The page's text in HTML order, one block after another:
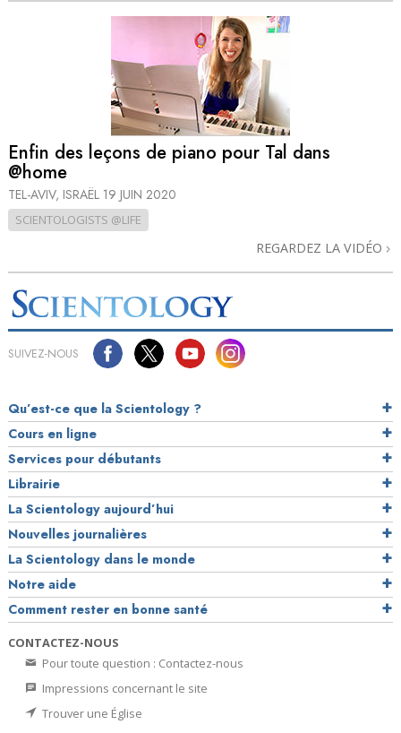
Enfin des leçons de piano pour Tal dans
@home
TEL-AVIV, ISRAËL 19 JUIN 2020
SCIENTOLOGISTS @LIFE
REGARDEZ LA VIDÉO
SUIVEZ-NOUS
Qu’est-ce que la Scientology ?
Cours en ligne
Services pour débutants
Librairie
La Scientology aujourd’hui
Nouvelles journalières
La Scientology dans le monde
Notre aide
Comment rester en bonne santé
CONTACTEZ-NOUS
Pour toute question : Contactez-nous
Impressions concernant le site
Trouver une Église